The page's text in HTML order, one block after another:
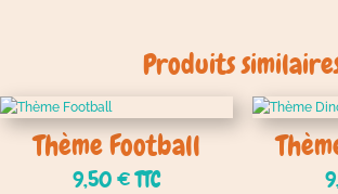
Produits
Thème Football
9,50€TTC